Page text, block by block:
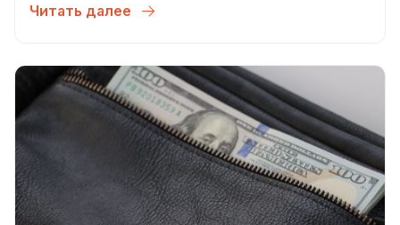
Читать далее